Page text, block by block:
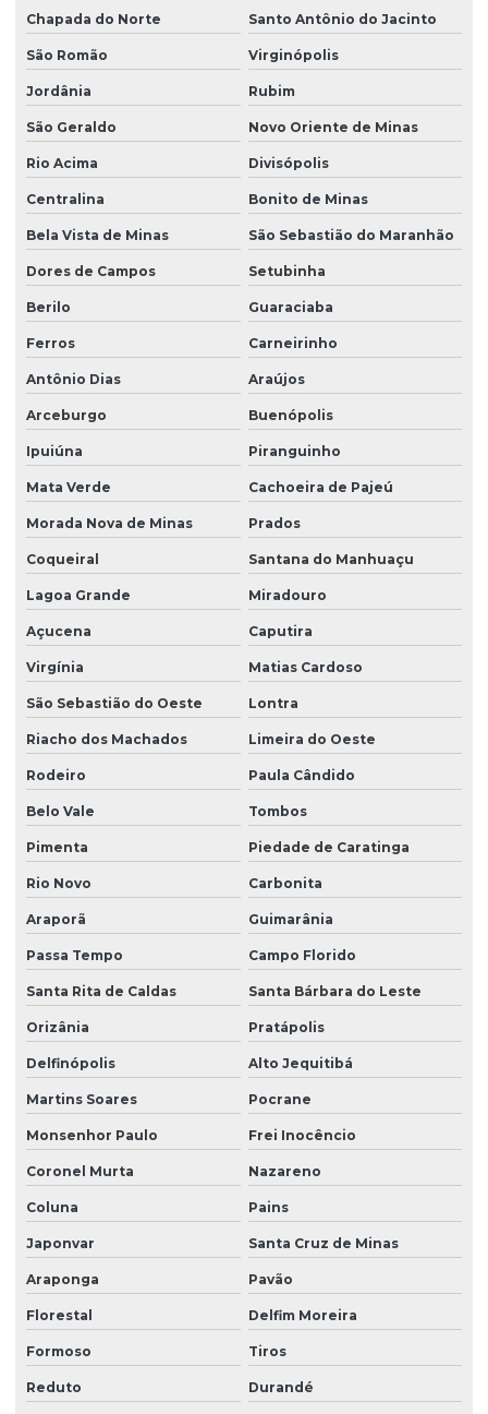
Chapada do Norte Santo Antônio do Jacinto
São Romão Virginópolis
Jordânia Rubim
São Geraldo Novo Oriente de Minas
Rio Acima Divisópolis
Centralina Bonito de Minas
Bela Vista de Minas São Sebastião do Maranhão
Dores de Campos Setubinha
Berilo Guaraciaba
Ferros Carneirinho
Antônio Dias Araújos
Arceburgo Buenópolis
Ipuiúna Piranguinho
Mata Verde Cachoeira de Pajeú
Morada Nova de Minas Prados
Coqueiral Santana do Manhuaçu
Lagoa Grande Miradouro
Açucena Caputira
Virgínia Matias Cardoso
São Sebastião do Oeste Lontra
Riacho dos Machados Limeira do Oeste
Rodeiro Paula Cândido
Belo Vale Tombos
Pimenta Piedade de Caratinga
Rio Novo Carbonita
Araporã Guimarânia
Passa Tempo Campo Florido
Santa Rita de Caldas Santa Bárbara do Leste
Orizânia Pratápolis
Delfinópolis Alto Jequitibá
Martins Soares Pocrane
Monsenhor Paulo Frei Inocêncio
Coronel Murta Nazareno
Coluna Pains
Japonvar Santa Cruz de Minas
Araponga Pavão
Florestal Delfim Moreira
Formoso Tiros
Reduto Durandé